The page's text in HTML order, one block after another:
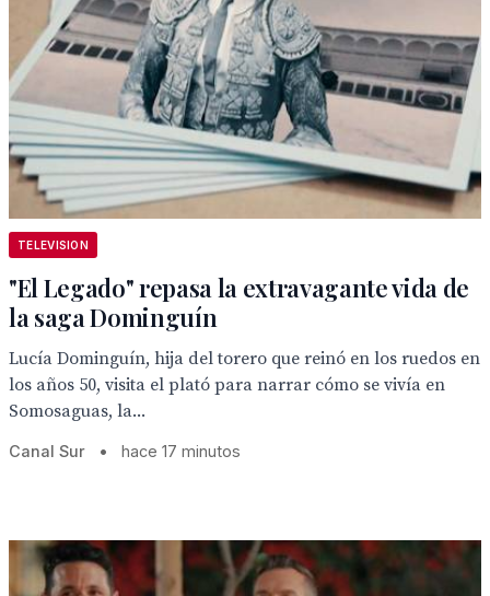
TELEVISION
"El Legado" repasa la extravagante vida de
la saga Dominguín
Lucía Dominguín, hija del torero que reinó en los ruedos en
los años 50, visita el plató para narrar cómo se vivía en
Somosaguas, la...
Canal Sur • hace 17 minutos